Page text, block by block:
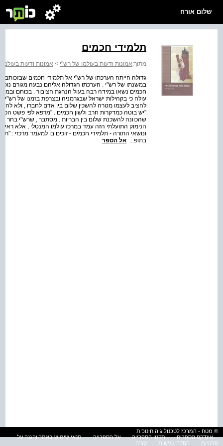
שלום אורח
תלמידי חכמים
מתוך:אמונות ודעות בעולמו של רש"י > אמונות ודעות
גדולה הייתה הערכתו של רש"י אל תלמידי חכמים שבזכותם
במשנתו של רש"י . הערכתו הגדולה אליהם נבעה מגורם
חכמים נשאו במידה רבה בעול הנהגת הציבור . בכוחם
עולה כי בקהילות ישראל שבגרמניה ובצרפת בזמנו של רש"י
להציב לעצמו מטרה להשכין שלום בין אדם לחברו , ולא
"יש בוטה כמדקרות חרב ולשון חכמים . "מרפא לפי פשט
שהכוונה להשכנת שלום בין הבריות . מסתבר , שרש"י בחר
הנימוק התועלתי הזה עמד במרכז עולמו המנטלי , אלא
ונושאי התורה - תלמידי חכמים - זוכים בו למעמד מרכזי :
בתופ... אל הספר
© מטח - המרכז לטכנולוגיה חינוכית
אינדקס הספרים
תקנון הספרייה על הספרייה
תנאי שימוש באתר והגנה על
פרטיות
הסדרי נגישות עזרה